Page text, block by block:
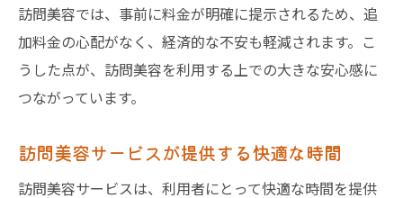
理由を探る
訪問美容の新しいトレンドを知る
リピーターが訪問美容を選ぶ理由
訪問美容がもたらす新たな価値
訪問美容の人気の秘密を解き明かす
訪問美容では、事前に料金が明確に提示されるため、追
加料金の心配がなく、経済的な不安も軽減されます。こ
うした点が、訪問美容を利用する上での大きな安心感に
つながっています。
訪問美容サービスが提供する快適な時間
訪問美容サービスは、利用者にとって快適な時間を提供